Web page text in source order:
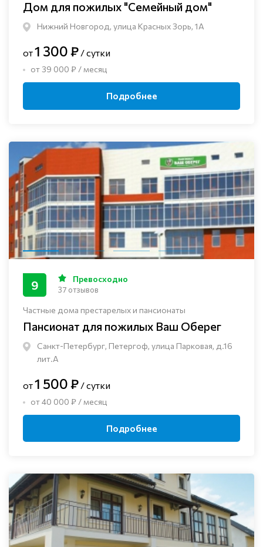
Дом для пожилых "Семейный дом"
Нижний Новгород, улица Красных Зорь, 1А
от1 300 ₽ / сутки
от 39 000 ₽ / месяц
Подробнее
Частные дома престарелых и пансионаты
Пансионат для пожилых Ваш Оберег
Санкт-Петербург, Петергоф, улица Парковая, д.16
лит.А
9 Превосходно
37 отзывов
от1 500 ₽ / сутки
от 40 000 ₽ / месяц
Подробнее